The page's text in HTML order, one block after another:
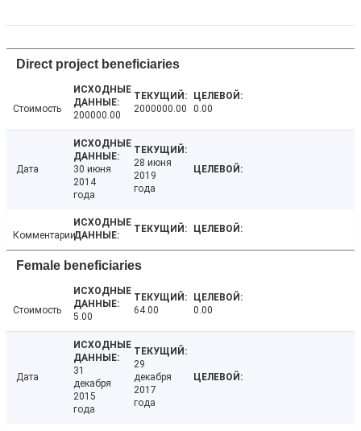
Direct project beneficiaries
Стоимость
200000.00
2000000.00 0.00
Дата
30 июня
2014
года
28 июня
2019
года
Комментарии
Female beneficiaries
Стоимость
5.00
64.00 0.00
Дата
31
декабря
2015
года
29
декабря
2017
года